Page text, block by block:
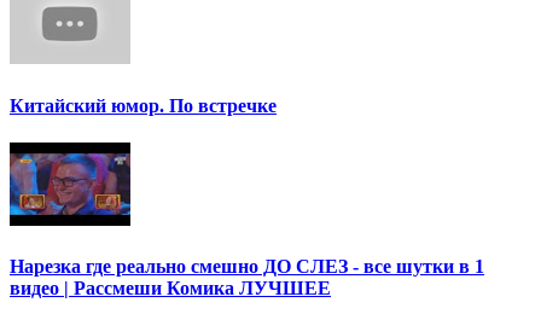
Китайский юмор. По встречке
Нарезка где реально смешно ДО СЛЕЗ - все шутки в 1
видео | Рассмеши Комика ЛУЧШЕЕ